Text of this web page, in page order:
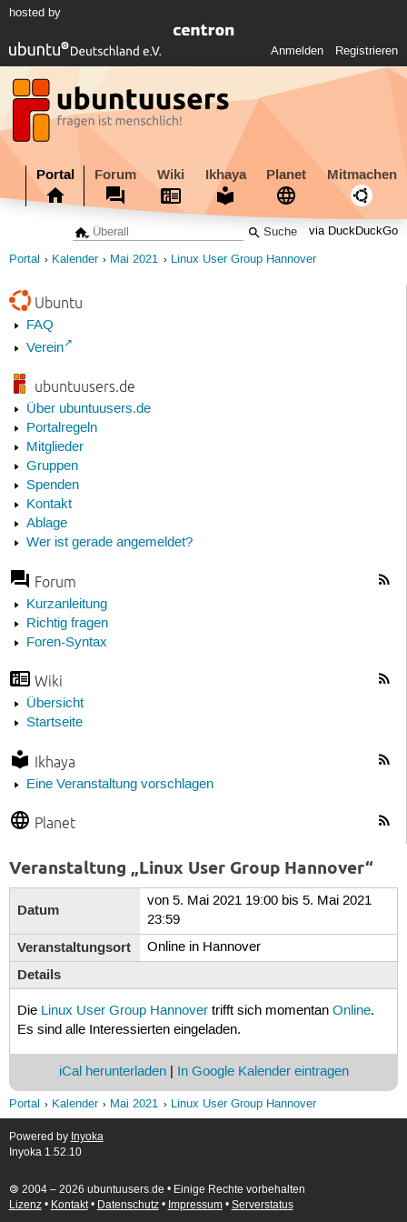
hosted by
Anmelden Registrieren
Portal Forum Wiki Ikhaya Planet Mitmachen
via DuckDuckGo
Portal Kalender Mai 2021 Linux User Group Hannover
Ubuntu
FAQ
Verein
ubuntuusers.de
Über ubuntuusers.de
Portalregeln
Mitglieder
Gruppen
Spenden
Kontakt
Ablage
Wer ist gerade angemeldet?
Forum
Kurzanleitung
Richtig fragen
Foren-Syntax
Wiki
Übersicht
Startseite
Ikhaya
Eine Veranstaltung vorschlagen
Planet
Veranstaltung „Linux User Group Hannover“
Datum
von 5. Mai 2021 19:00 bis 5. Mai 2021
23:59
Veranstaltungsort Online in Hannover
Details
Die Linux User Group Hannover trifft sich momentanOnline.
Es sind alle Interessierten eingeladen.
iCal herunterladen| In Google Kalender eintragen
Portal Kalender Mai 2021 Linux User Group Hannover
Powered by Inyoka
Inyoka 1.52.10
🄯 2004 – 2026 ubuntuusers.de • Einige Rechte vorbehalten
Lizenz• Kontakt• Datenschutz• Impressum• Serverstatus